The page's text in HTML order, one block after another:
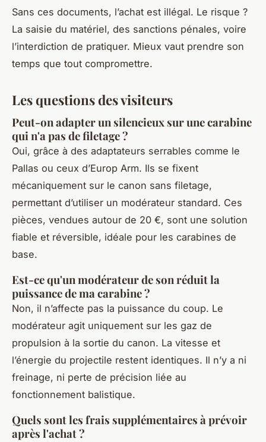
Sans ces documents, l’achat est illégal. Le risque ?
La saisie du matériel, des sanctions pénales, voire
l’interdiction de pratiquer. Mieux vaut prendre son
temps que tout compromettre.
Les questions des visiteurs
Peut-on adapter un silencieux sur une carabine
qui n'a pas de filetage ?
Oui, grâce à des adaptateurs serrables comme le
Pallas ou ceux d’Europ Arm. Ils se fixent
mécaniquement sur le canon sans filetage,
permettant d’utiliser un modérateur standard. Ces
pièces, vendues autour de 20 €, sont une solution
fiable et réversible, idéale pour les carabines de
base.
Est-ce qu'un modérateur de son réduit la
puissance de ma carabine ?
Non, il n’affecte pas la puissance du coup. Le
modérateur agit uniquement sur les gaz de
propulsion à la sortie du canon. La vitesse et
l’énergie du projectile restent identiques. Il n’y a ni
freinage, ni perte de précision liée au
fonctionnement balistique.
Quels sont les frais supplémentaires à prévoir
après l'achat ?